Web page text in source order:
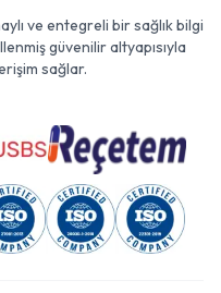
ve entegreli bir sağlık bilgi
güvenilir altyapısıyla
sağlar.